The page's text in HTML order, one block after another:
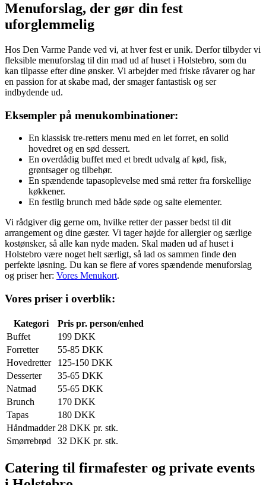
Menuforslag, der gør din fest
uforglemmelig
Hos Den Varme Pande ved vi, at hver fest er unik. Derfor tilbyder vi
fleksible menuforslag til din mad ud af huset i Holstebro, som du
kan tilpasse efter dine ønsker. Vi arbejder med friske råvarer og har
en passion for at skabe mad, der smager fantastisk og ser
indbydende ud.
Eksempler på menukombinationer:
En klassisk tre-retters menu med en let forret, en solid
hovedret og en sød dessert.
En overdådig buffet med et bredt udvalg af kød, fisk,
grøntsager og tilbehør.
En spændende tapasoplevelse med små retter fra forskellige
køkkener.
En festlig brunch med både søde og salte elementer.
Vi rådgiver dig gerne om, hvilke retter der passer bedst til dit
arrangement og dine gæster. Vi tager højde for allergier og særlige
kostønsker, så alle kan nyde maden. Skal maden ud af huset i
Holstebro være noget helt særligt, så lad os sammen finde den
perfekte løsning. Du kan se flere af vores spændende menuforslag
og priser her: Vores Menukort.
Vores priser i overblik:
Kategori
Pris pr. person/enhed
Buffet
199 DKK
Forretter
55-85 DKK
Hovedretter
125-150 DKK
Desserter
35-65 DKK
Natmad
55-65 DKK
Brunch
170 DKK
Tapas
180 DKK
Håndmadder 28 DKK pr. stk.
Smørrebrød
32 DKK pr. stk.
Catering til firmafester og private events